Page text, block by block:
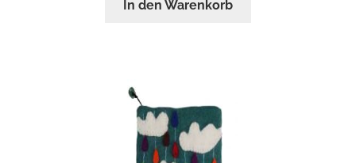
In den Warenkorb